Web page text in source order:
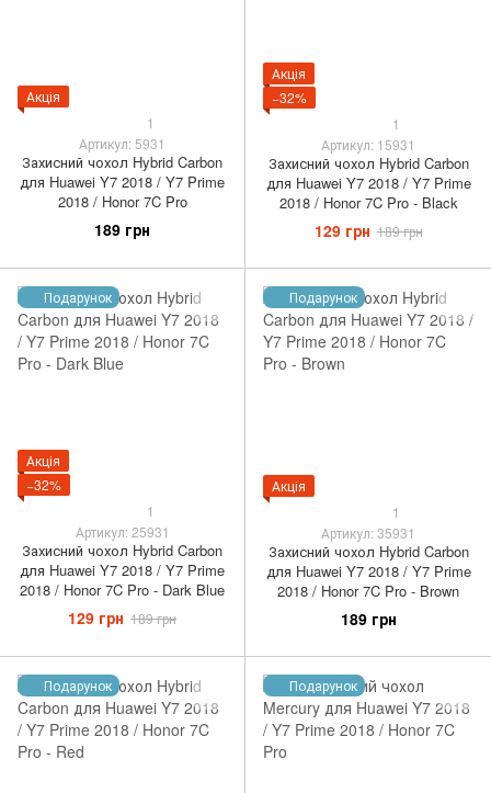
Акція
1
Артикул: 5931
Захисний чохол Hybrid Carbon
для Huawei Y7 2018 / Y7 Prime
2018 / Honor 7C Pro
189 грн
Акція
−32%
1
Артикул: 15931
Захисний чохол Hybrid Carbon
для Huawei Y7 2018 / Y7 Prime
2018 / Honor 7C Pro - Black
129 грн 189 грн
Подарунок
Акція
−32%
1
Артикул: 25931
Захисний чохол Hybrid Carbon
для Huawei Y7 2018 / Y7 Prime
2018 / Honor 7C Pro - Dark Blue
129 грн 189 грн
Подарунок
Акція
1
Артикул: 35931
Захисний чохол Hybrid Carbon
для Huawei Y7 2018 / Y7 Prime
2018 / Honor 7C Pro - Brown
189 грн
Подарунок Подарунок